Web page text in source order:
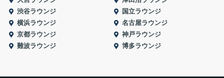
渋谷ラウンジ
国立ラウンジ
横浜ラウンジ
名古屋ラウンジ
京都ラウンジ
神戸ラウンジ
難波ラウンジ
博多ラウンジ